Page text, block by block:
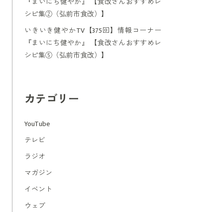
シピ集②（弘前市食改）】
いきいき健やかTV【375回】情報コーナー
『まいにち健やか』 【食改さんおすすめレ
シピ集⑤（弘前市食改）】
カテゴリー
YouTube
テレビ
ラジオ
マガジン
イベント
ウェブ